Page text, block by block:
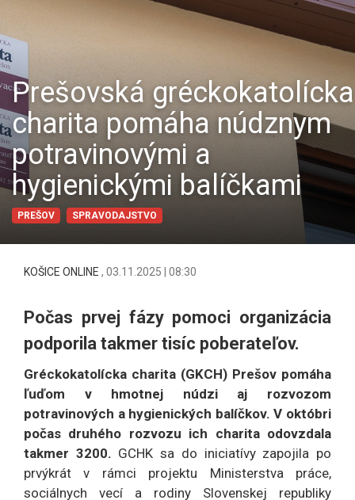
Prešovská gréckokatolícka
charita pomáha núdznym
potravinovými a
hygienickými balíčkami
PREŠOV SPRAVODAJSTVO
KOŠICE ONLINE , 03.11.2025 | 08:30
Počas prvej fázy pomoci organizácia
podporila takmer tisíc poberateľov.
Gréckokatolícka charita (GKCH) Prešov pomáha
ľuďom v hmotnej núdzi aj rozvozom
potravinových a hygienických balíčkov. V októbri
počas druhého rozvozu ich charita odovzdala
takmer 3200. GCHK sa do iniciatívy zapojila po
prvýkrát v rámci projektu Ministerstva práce,
sociálnych vecí a rodiny Slovenskej republiky